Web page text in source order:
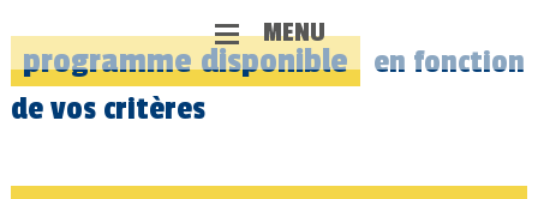
MENU
programmedisponible
en fonction
de vos critères